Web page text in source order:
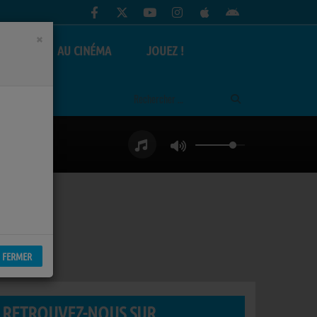
AU CINÉMA JOUEZ !
RETROUVEZ-NOUS SUR
×
FERMER